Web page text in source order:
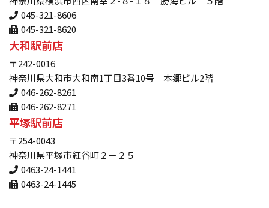
045-321-8606
045-321-8620
大和駅前店
〒242-0016
神奈川県大和市大和南1丁目3番10号 本郷ビル2階
046-262-8261
046-262-8271
平塚駅前店
〒254-0043
神奈川県平塚市紅谷町２－２５
0463-24-1441
0463-24-1445